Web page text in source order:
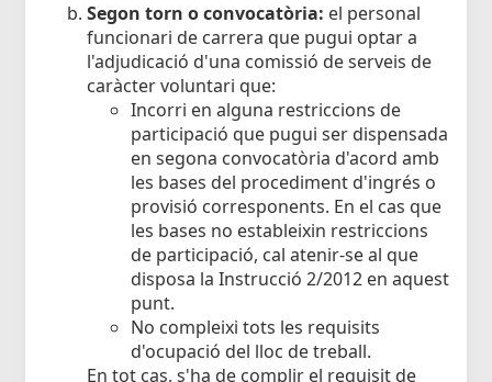
Segon torn o convocatòria: el personal
funcionari de carrera que pugui optar a
l'adjudicació d'una comissió de serveis de
caràcter voluntari que:
Incorri en alguna restriccions de
participació que pugui ser dispensada
en segona convocatòria d'acord amb
les bases del procediment d'ingrés o
provisió corresponents. En el cas que
les bases no estableixin restriccions
de participació, cal atenir-se al que
disposa la Instrucció 2/2012 en aquest
punt.
No compleixi tots les requisits
d'ocupació del lloc de treball.
En tot cas, s'ha de complir el requisit de